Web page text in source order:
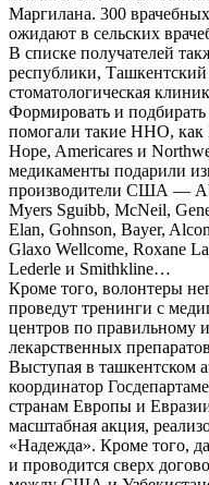
Маргилана. 300
ожидают в сельских
В списке получателей
республики,
стоматологическая
Формировать и
помогали такие ННО, как
Hope, Americares и
медикаменты подарили
производители США —
Myers Sguibb, McNeil,
Elan, Gohnson, Bayer,
Glaxo Wellcome, Roxane
Lederle и Smithkline…
Кроме того, волонтеры
проведут тренинги с
центров по правильному
лекарственных
Выступая в ташкентском
координатор
странам Европы и
масштабная акция,
«Надежда». Кроме того,
и проводится сверх